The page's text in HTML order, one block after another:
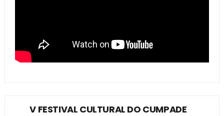
V FESTIVAL CULTURAL DO CUMPADE